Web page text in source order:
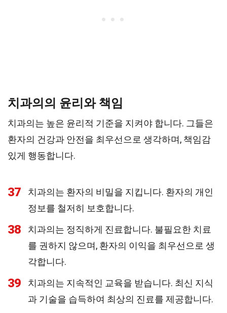
치과의의 윤리와 책임
치과의는 높은 윤리적 기준을 지켜야 합니다. 그들은
환자의 건강과 안전을 최우선으로 생각하며, 책임감
있게 행동합니다.
37
치과의는 환자의 비밀을 지킵니다. 환자의 개인
정보를 철저히 보호합니다.
38
치과의는 정직하게 진료합니다. 불필요한 치료
를 권하지 않으며, 환자의 이익을 최우선으로 생
각합니다.
39
치과의는 지속적인 교육을 받습니다. 최신 지식
과 기술을 습득하여 최상의 진료를 제공합니다.